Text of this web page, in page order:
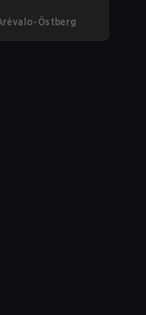
Con su roster
Canadian Armed
Östberg